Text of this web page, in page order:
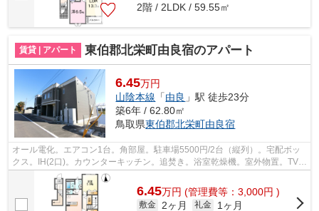
2階 / 2LDK / 59.55㎡
賃貸 | アパート 東伯郡北栄町由良宿のアパート
6.45万円
山陰本線 「由良 」駅 徒歩23分
築6年 / 62.80㎡
鳥取県東伯郡北栄町由良宿
オール電化。エアコン1台。角部屋。駐車場5500円/2台（縦列）。宅配ボッ
クス。IH(2口)。カウンターキッチン。追焚き。浴室乾燥機。室外物置。TVイ
ンターホン。温水洗浄便座。独立洗面...
6.45万円 (管理費等：3,000円 )
敷金 2ヶ月 礼金
1ヶ月